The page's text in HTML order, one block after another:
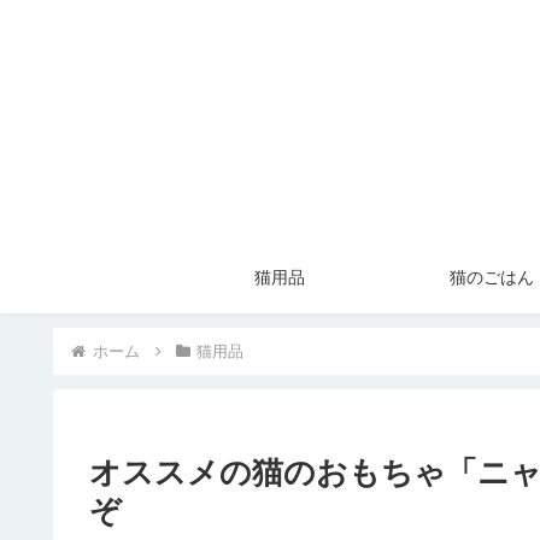
猫用品 猫のごはん
ホーム 猫用品
オススメの猫のおもちゃ「ニ
ぞ